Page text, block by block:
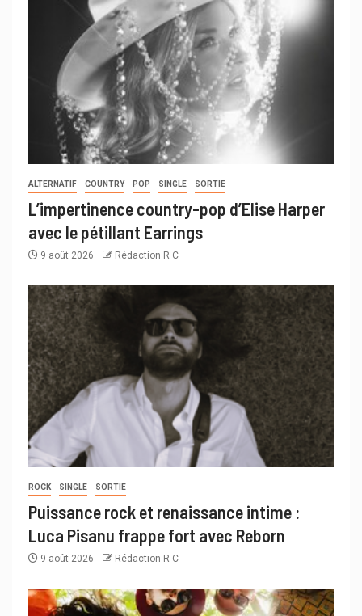
ALTERNATIF COUNTRY POP SINGLE SORTIE
L’impertinence country-pop d’Elise Harper
avec le pétillant Earrings
9 août 2026 Rédaction R C
ROCK SINGLE SORTIE
Puissance rock et renaissance intime :
Luca Pisanu frappe fort avec Reborn
9 août 2026 Rédaction R C